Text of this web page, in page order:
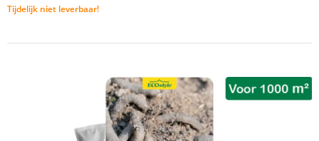
Tijdelijk niet leverbaar!